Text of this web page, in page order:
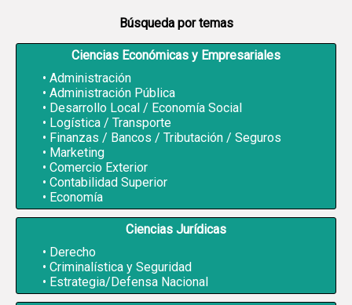
Búsqueda por temas
Ciencias Económicas y Empresariales
Administración
Administración Pública
Desarrollo Local / Economía Social
Logística / Transporte
Finanzas / Bancos / Tributación / Seguros
Marketing
Comercio Exterior
Contabilidad Superior
Economía
Ciencias Jurídicas
Derecho
Criminalística y Seguridad
Estrategia/Defensa Nacional